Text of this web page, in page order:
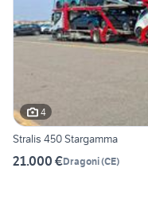
4
Stralis 450 Stargamma
21.000 €Dragoni(CE)